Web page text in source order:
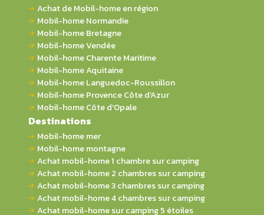
Achat de Mobil-home en région
Mobil-home Normandie
Mobil-home Bretagne
Mobil-home Vendée
Mobil-home Charente Maritime
Mobil-home Aquitaine
Mobil-home Languedoc-Roussillon
Mobil-home Provence Côte d'Azur
Mobil-home Côte d'Opale
Destinations
Mobil-home mer
Mobil-home montagne
Achat mobil-home 1 chambre sur camping
Achat mobil-home 2 chambres sur camping
Achat mobil-home 3 chambres sur camping
Achat mobil-home 4 chambres sur camping
Achat mobil-home sur camping 5 étoiles